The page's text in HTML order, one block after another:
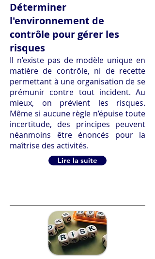
Déterminer
l'environnement de
contrôle pour gérer les
risques
Il n’existe pas de modèle unique en
matière de contrôle, ni de recette
permettant à une organisation de se
prémunir contre tout incident. Au
mieux, on prévient les risques.
Même si aucune règle n’épuise toute
incertitude, des principes peuvent
néanmoins être énoncés pour la
maîtrise des activités.
Lire la suite